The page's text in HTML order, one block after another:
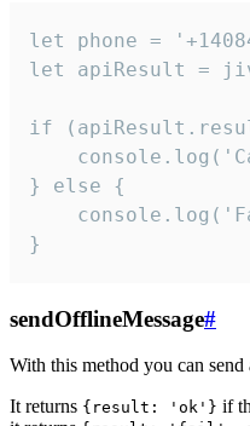
let phone =
let apiResult =
if
} else {
}
sendOfflineMessage#
With this method you can
It returns {result: 'ok'} if